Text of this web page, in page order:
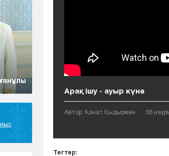
Арақ ішу - ауыр күнә
Автор: Қанат Қыдырмин 06
Тегтер: